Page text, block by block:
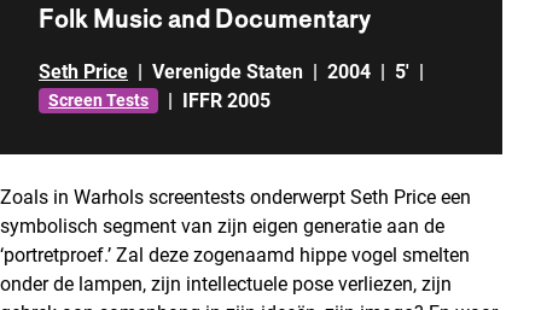
Folk Music and Documentary
Seth Price | Verenigde Staten | 2004 | 5' |
Screen Tests | IFFR 2005
Zoals in Warhols screentests onderwerpt Seth Price een
symbolisch segment van zijn eigen generatie aan de
‘portretproef.’ Zal deze zogenaamd hippe vogel smelten
onder de lampen, zijn intellectuele pose verliezen, zijn